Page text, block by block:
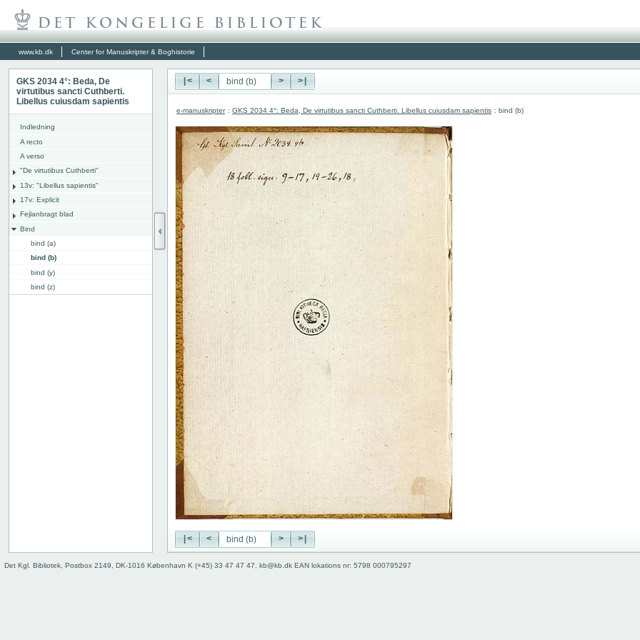
www.kb.dk Center for Manuskripter & Boghistorie
GKS 2034 4°: Beda, De
virtutibus sancti Cuthberti.
Libellus cuiusdam sapientis
Indledning
A recto
A verso
"De virtutibus Cuthberti"
13v: "Libellus sapientis"
17v: Explicit
Fejlanbragt blad
Bind
bind (a)
bind (b)
bind (y)
bind (z)
|< < > >|
e-manuskripter : GKS 2034 4°: Beda, De virtutibus sancti Cuthberti. Libellus cuiusdam sapientis : bind (b)
|< < > >|
Det Kgl. Bibliotek, Postbox 2149, DK-1016 København K (+45) 33 47 47 47, kb@kb.dk EAN lokations nr: 5798 000795297